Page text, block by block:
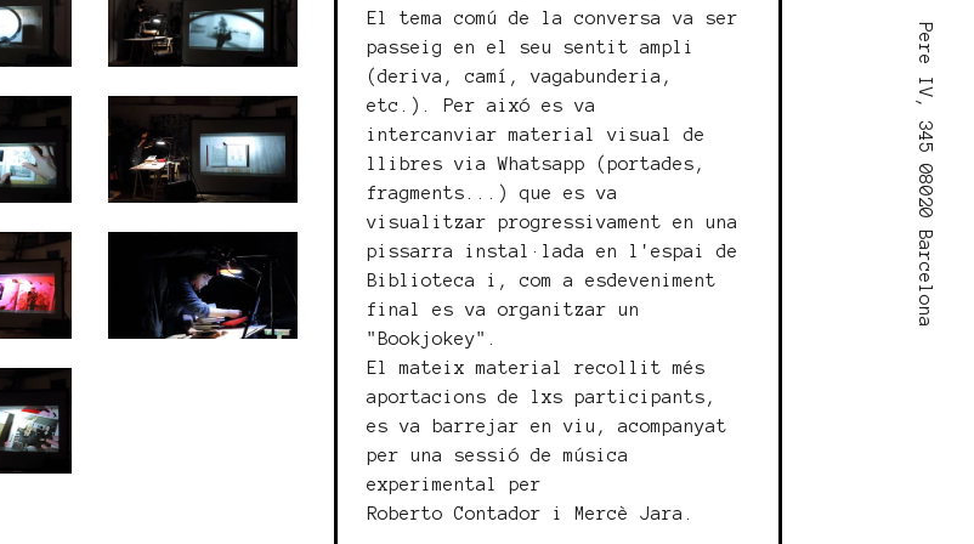
Pere IV, 345 08020 Barcelona
El tema comú de la conversa va ser
passeig en el seu sentit ampli
(deriva, camí, vagabunderia,
etc.). Per aixó es va
intercanviar material visual de
llibres via Whatsapp (portades,
fragments...) que es va
visualitzar progressivament en una
pissarra instal·lada en l'espai de
Biblioteca i, com a esdeveniment
final es va organitzar un
"Bookjokey".
El mateix material recollit més
aportacions de lxs participants,
es va barrejar en viu, acompanyat
per una sessió de música
experimental per
Roberto Contador i Mercè Jara.